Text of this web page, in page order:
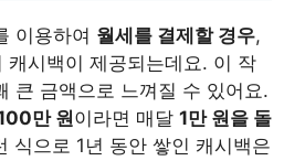
이용하여 월세를 결제할 경우,
캐시백이 제공되는데요. 이 작
큰 금액으로 느껴질 수 있어요.
만 원이라면 매달 1만 원을 돌
식으로 1년 동안 쌓인 캐시백은